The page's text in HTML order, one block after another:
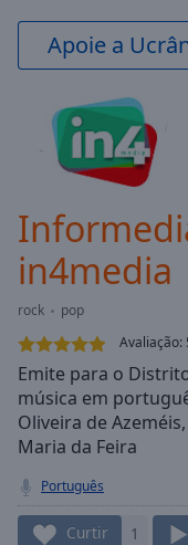
Video
Forward
0:00
Duration
Loaded:
0.00%
Stream
TypeLIVE
Seek to
live,
currently
behind
live LIVE
Time-
Apoie a
in4media
rock
pop
Avaliação:
Emite para o
música em
Oliveira de
Maria da Feira
Português
Curtir 1